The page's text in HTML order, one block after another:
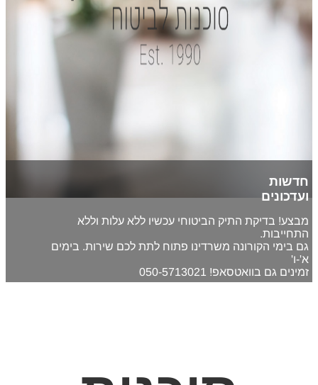
חדשות
ועדכונים
מבצע! בדיקת התיק הביטוחי עכשיו ללא עלות וללא
התחייבות.
גם בימי הקורונה משרדינו פתוח לתת לכם שירות. בימים
א'-ו'
זמינים גם בוואטסאפ! 050-5713021